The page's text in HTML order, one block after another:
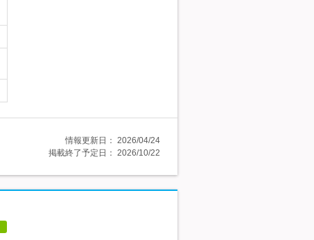
情報更新日： 2026/04/24
掲載終了予定日： 2026/10/22